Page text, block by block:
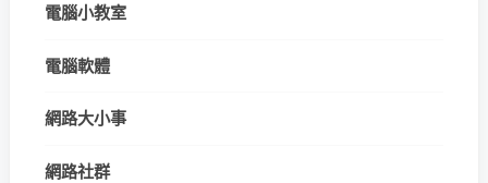
電腦小教室
電腦軟體
網路大小事
網路社群